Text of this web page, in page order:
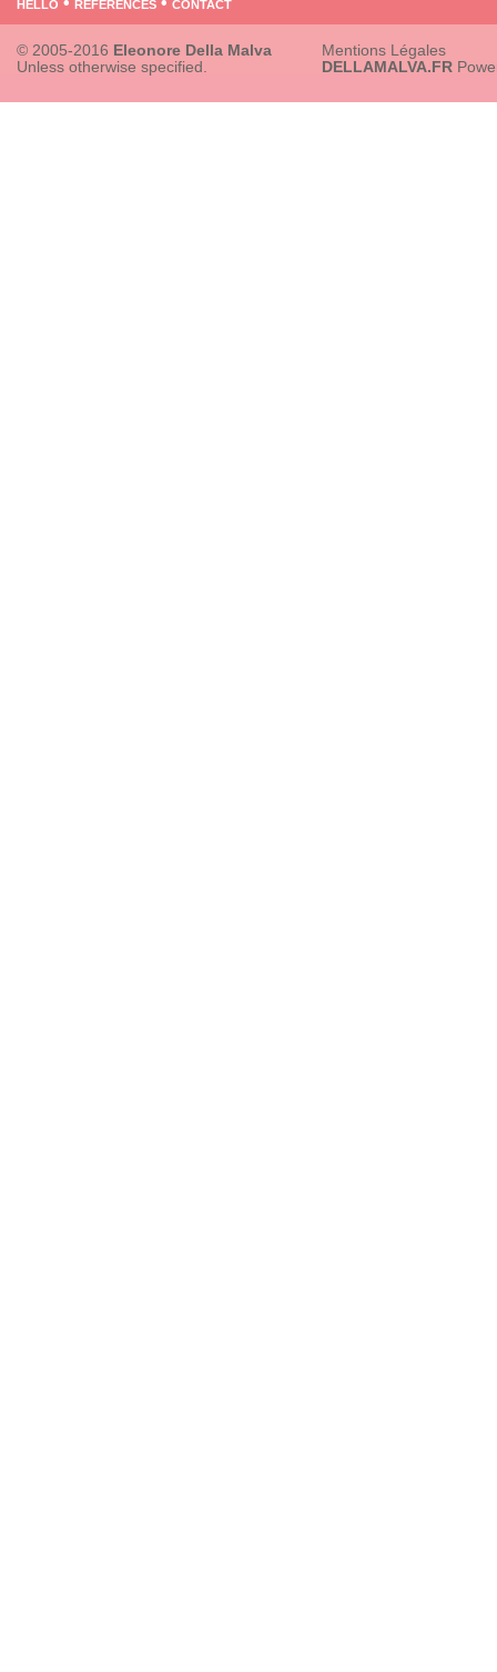
© 2005-2016 Eleonore Della Malva
Unless otherwise specified.
Mentions Légales
DELLAMALVA.FR